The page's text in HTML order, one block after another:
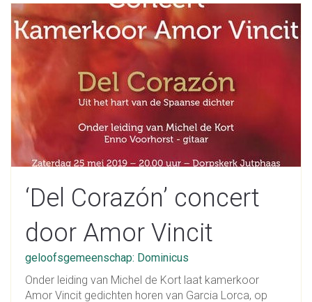
‘Del Corazón’ concert
door Amor Vincit
geloofsgemeenschap: Dominicus
Onder leiding van Michel de Kort laat kamerkoor
Amor Vincit gedichten horen van Garcia Lorca, op